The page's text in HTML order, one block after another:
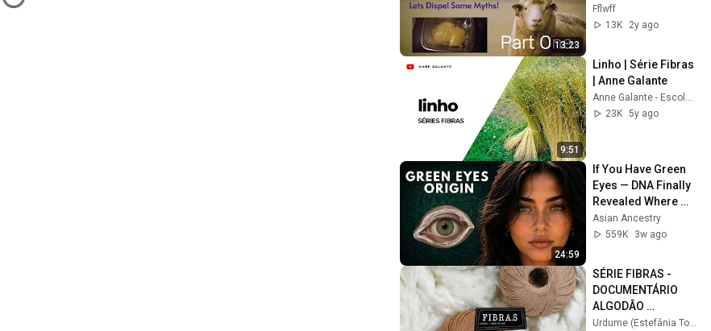
13:23
Raw Sheep's fleece
Part 1
Fflwff
13K
2y ago
9:51
Linho | Série Fibras
| Anne Galante
Anne Galante - Escola de Artes Manuais
23K 5y ago
24:59
If You Have Green
Eyes — DNA Finally
Revealed Where
They Really Come
From
Asian Ancestry
559K
3w ago
SÉRIE FIBRAS -
DOCUMENTÁRIO
ALGODÃO
ORGÂNICO DA
Urdume (Estefânia Torres)